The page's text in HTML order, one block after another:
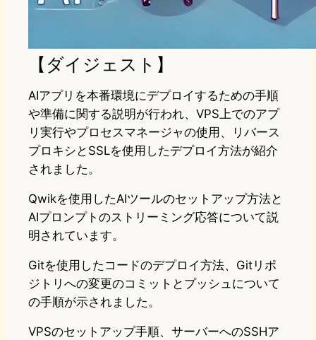
【ダイジェスト】
AIアプリを本番環境にデプロイするための手順
や準備に関する説明が行われ、VPS上でのアプ
リ実行やプロセスマネージャの使用、リバース
プロキシとSSLを使用したデプロイ方法が紹介
されました。
Qwikを使用したAIツールのセットアップ方法と
AIプロンプトのストリーミング応答について説
明されています。
Gitを使用したコードのデプロイ方法、Gitリポ
ジトリへの変更のコミットとプッシュについて
の手順が示されました。
VPSのセットアップ手順、サーバーへのSSHア